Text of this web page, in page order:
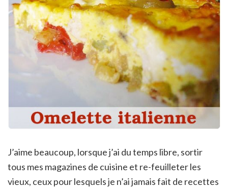
J’aime beaucoup, lorsque j’ai du temps libre, sortir
tous mes magazines de cuisine et re-feuilleter les
vieux, ceux pour lesquels je n’ai jamais fait de recettes